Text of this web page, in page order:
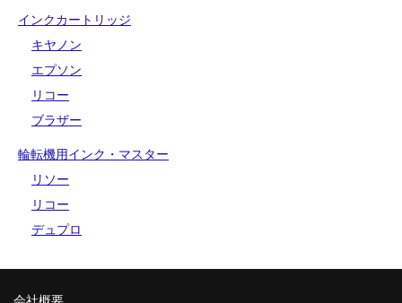
インクカートリッジ
キヤノン
エプソン
リコー
ブラザー
輪転機用インク・マスター
リソー
リコー
デュプロ